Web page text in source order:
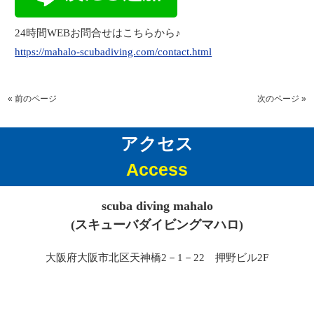
24時間WEBお問合せはこちらから♪
https://mahalo-scubadiving.com/contact.html
« 前のページ 次のページ »
アクセス
Access
scuba diving mahalo
(スキューバダイビングマハロ)
大阪府大阪市北区天神橋2－1－22 押野ビル2F